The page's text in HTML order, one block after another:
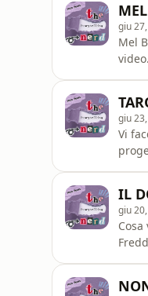
giu
Mel
giu
Vi
IL
giu